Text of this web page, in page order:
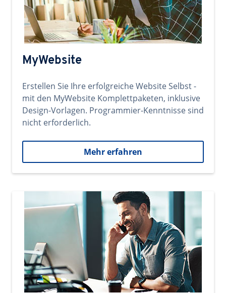
MyWebsite
Erstellen Sie Ihre erfolgreiche Website Selbst -
mit den MyWebsite Komplettpaketen, inklusive
Design-Vorlagen. Programmier-Kenntnisse sind
nicht erforderlich.
Mehr erfahren